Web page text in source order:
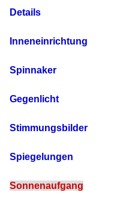
Details
Inneneinrichtung
Spinnaker
Gegenlicht
Stimmungsbilder
Spiegelungen
Sonnenaufgang